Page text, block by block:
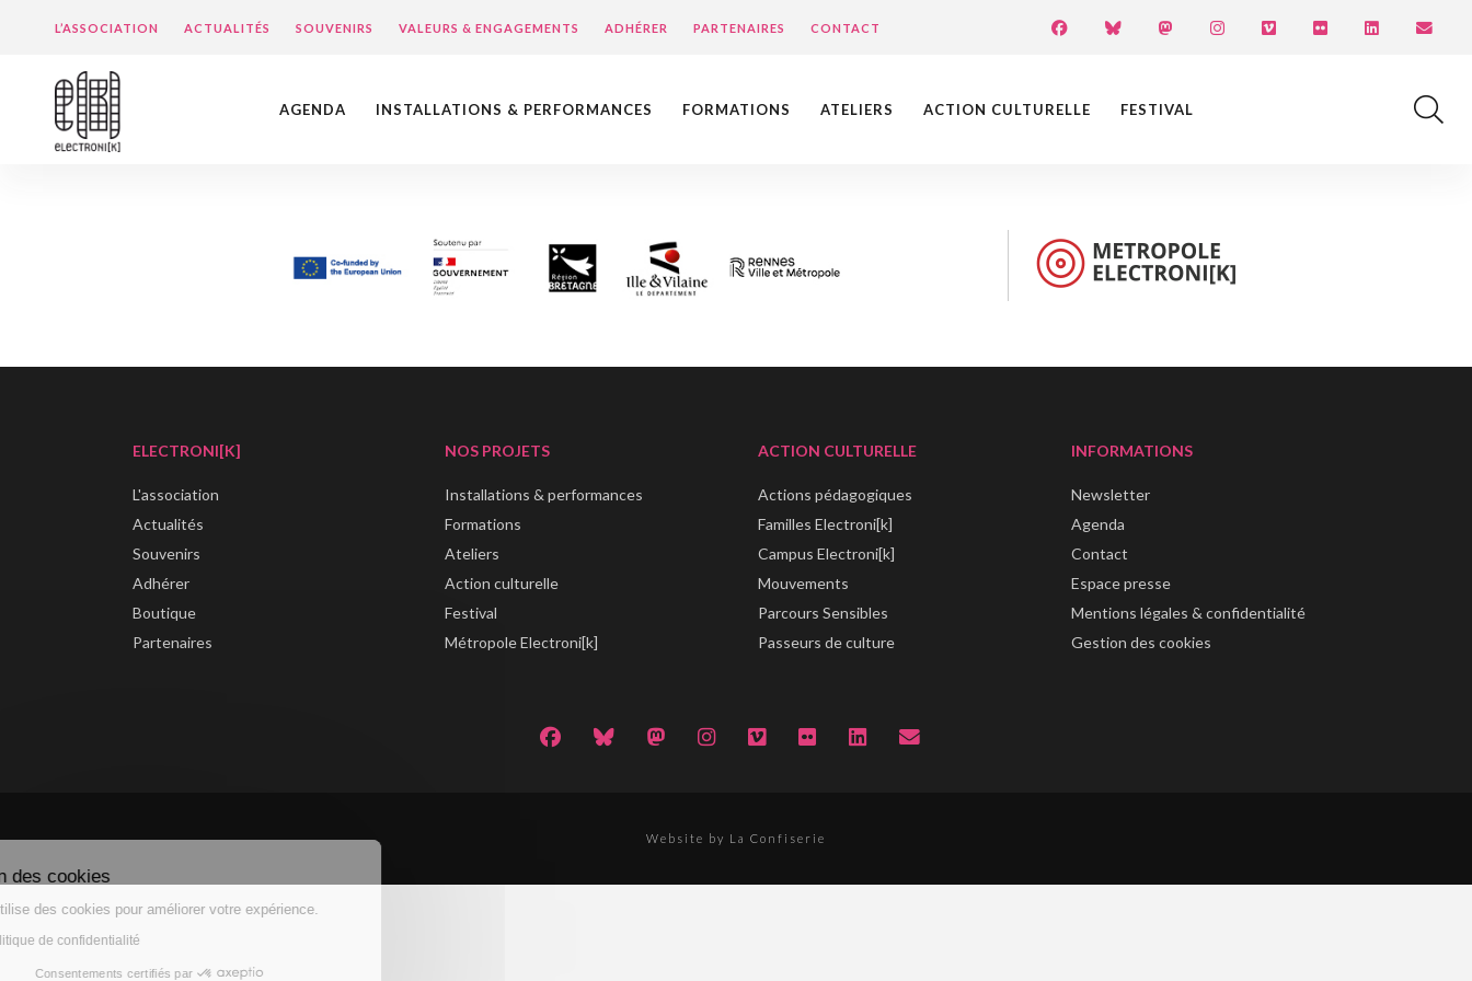
L’ASSOCIATION ACTUALITÉS SOUVENIRS VALEURS & ENGAGEMENTS ADHÉRER PARTENAIRES CONTACT
AGENDA INSTALLATIONS & PERFORMANCES FORMATIONS ATELIERS ACTION CULTURELLE FESTIVAL
ELECTRONI[K]
L'association
Actualités
Souvenirs
Adhérer
Boutique
Partenaires
NOS PROJETS
Installations & performances
Formations
Ateliers
Action culturelle
Festival
Métropole Electroni[k]
ACTION CULTURELLE
Actions pédagogiques
Familles Electroni[k]
Campus Electroni[k]
Mouvements
Parcours Sensibles
Passeurs de culture
INFORMATIONS
Newsletter
Agenda
Contact
Espace presse
Mentions légales & confidentialité
Gestion des cookies
Website by La Confiserie
Gestion des cookies
Ce site utilise des cookies pour améliorer votre expérience.
Lire la politique de confidentialité
Consentements certifiés par